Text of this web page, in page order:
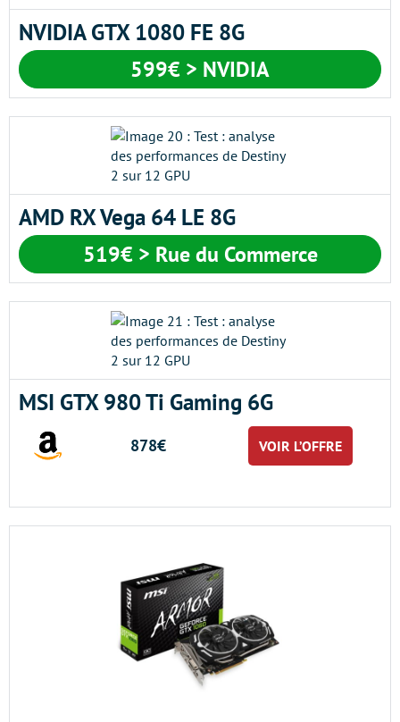
NVIDIA GTX 1080 FE 8G
599€ > NVIDIA
AMD RX Vega 64 LE 8G
519€ > Rue du Commerce
MSI GTX 980 Ti Gaming 6G
878€ VOIR L’OFFRE